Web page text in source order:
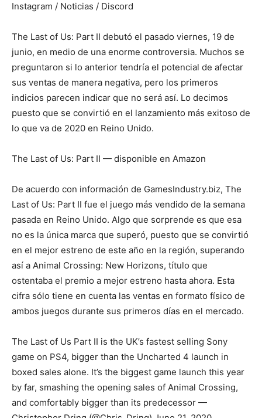
Instagram / Noticias / Discord
The Last of Us: Part II debutó el pasado viernes, 19 de
junio, en medio de una enorme controversia. Muchos se
preguntaron si lo anterior tendría el potencial de afectar
sus ventas de manera negativa, pero los primeros
indicios parecen indicar que no será así. Lo decimos
puesto que se convirtió en el lanzamiento más exitoso de
lo que va de 2020 en Reino Unido.
The Last of Us: Part II — disponible en Amazon
De acuerdo con información de GamesIndustry.biz, The
Last of Us: Part II fue el juego más vendido de la semana
pasada en Reino Unido. Algo que sorprende es que esa
no es la única marca que superó, puesto que se convirtió
en el mejor estreno de este año en la región, superando
así a Animal Crossing: New Horizons, título que
ostentaba el premio a mejor estreno hasta ahora. Esta
cifra sólo tiene en cuenta las ventas en formato físico de
ambos juegos durante sus primeros días en el mercado.
The Last of Us Part II is the UK’s fastest selling Sony
game on PS4, bigger than the Uncharted 4 launch in
boxed sales alone. It’s the biggest game launch this year
by far, smashing the opening sales of Animal Crossing,
and comfortably bigger than its predecessor —